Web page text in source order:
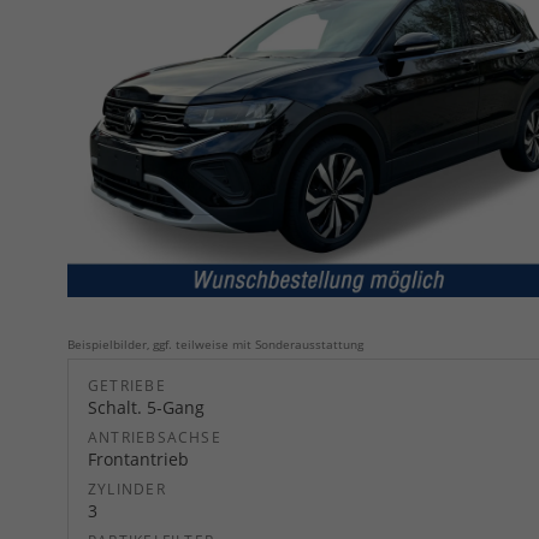
Beispielbilder, ggf. teilweise mit Sonderausstattung
GETRIEBE
Schalt. 5-Gang
ANTRIEBSACHSE
Frontantrieb
ZYLINDER
3